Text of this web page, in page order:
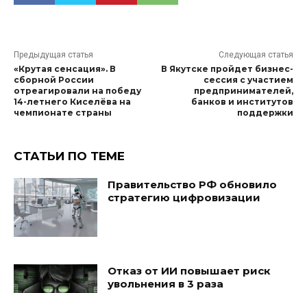
Предыдущая статья
«Крутая сенсация». В
сборной России
отреагировали на победу
14-летнего Киселёва на
чемпионате страны
Следующая статья
В Якутске пройдет бизнес-
сессия с участием
предпринимателей,
банков и институтов
поддержки
СТАТЬИ ПО ТЕМЕ
Правительство РФ обновило
стратегию цифровизации
Отказ от ИИ повышает риск
увольнения в 3 раза